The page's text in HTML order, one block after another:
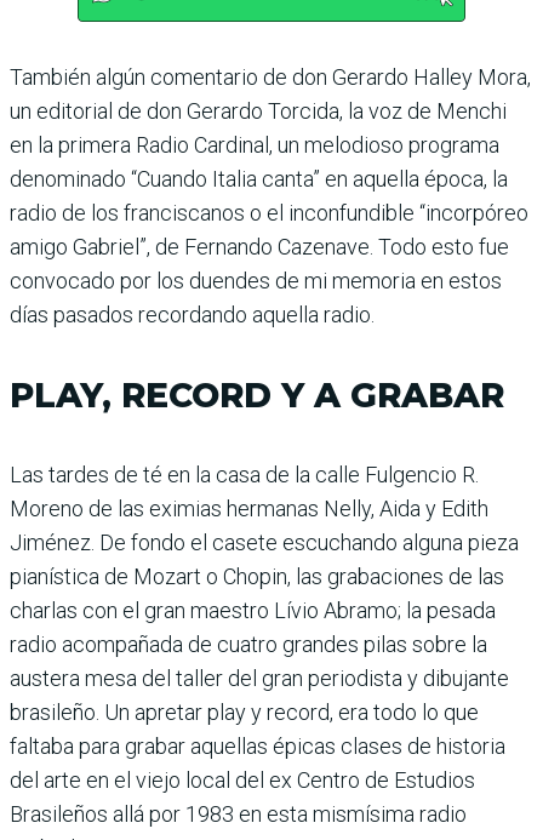
También algún comentario de don Gerardo Halley Mora,
un editorial de don Gerardo Torcida, la voz de Menchi
en la primera Radio Cardinal, un melodioso programa
denominado “Cuando Italia canta” en aquella época, la
radio de los franciscanos o el inconfundible “incorpóreo
amigo Gabriel”, de Fernando Cazenave. Todo esto fue
convocado por los duendes de mi memoria en estos
días pasados recordando aquella radio.
PLAY, RECORD Y A GRABAR
Las tardes de té en la casa de la calle Fulgencio R.
Moreno de las eximias hermanas Nelly, Aida y Edith
Jiménez. De fondo el casete escuchando alguna pieza
pianística de Mozart o Chopin, las grabaciones de las
charlas con el gran maestro Lívio Abramo; la pesada
radio acompañada de cuatro grandes pilas sobre la
austera mesa del taller del gran periodista y dibujante
brasileño. Un apretar play y record, era todo lo que
faltaba para grabar aquellas épicas clases de historia
del arte en el viejo local del ex Centro de Estudios
Brasileños allá por 1983 en esta mismísima radio